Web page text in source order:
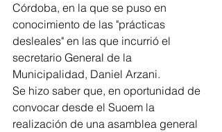
Córdoba, en la que se puso en
conocimiento de las "prácticas
desleales" en las que incurrió el
secretario General de la
Municipalidad, Daniel Arzani.
Se hizo saber que, en oportunidad de
convocar desde el Suoem la
realización de una asamblea general